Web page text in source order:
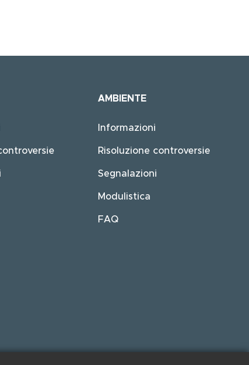
AMBIENTE
Informazioni
Risoluzione controversie
Segnalazioni
Modulistica
FAQ